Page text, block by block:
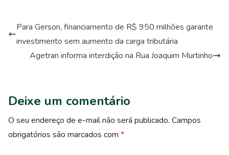
Para Gerson, financiamento de R$ 950 milhões garante
investimento sem aumento da carga tributária
​Agetran informa interdição na Rua Joaquim Murtinho
Deixe um comentário
O seu endereço de e-mail não será publicado. Campos
obrigatórios são marcados com *